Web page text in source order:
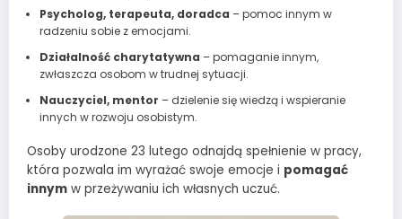
Psycholog, terapeuta, doradca – pomoc innym w
radzeniu sobie z emocjami.
Działalność charytatywna – pomaganie innym,
zwłaszcza osobom w trudnej sytuacji.
Nauczyciel, mentor – dzielenie się wiedzą i wspieranie
innych w rozwoju osobistym.
Osoby urodzone 23 lutego odnajdą spełnienie w pracy,
która pozwala im wyrażać swoje emocje i pomagać
innym w przeżywaniu ich własnych uczuć.